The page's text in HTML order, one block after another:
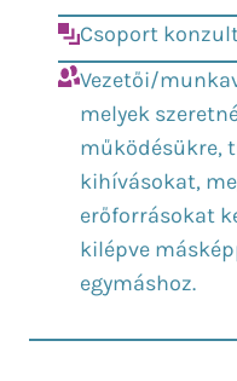
Csoport
Vezetői/
melyek
működésükre,
kihívásokat,
erőforrásokat
kilépve
egymáshoz.